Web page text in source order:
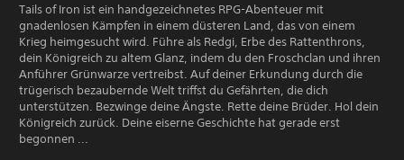
Tails of Iron ist ein handgezeichnetes RPG-Abenteuer mit
gnadenlosen Kämpfen in einem düsteren Land, das von einem
Krieg heimgesucht wird. Führe als Redgi, Erbe des Rattenthrons,
dein Königreich zu altem Glanz, indem du den Froschclan und ihren
Anführer Grünwarze vertreibst. Auf deiner Erkundung durch die
trügerisch bezaubernde Welt triffst du Gefährten, die dich
unterstützen. Bezwinge deine Ängste. Rette deine Brüder. Hol dein
Königreich zurück. Deine eiserne Geschichte hat gerade erst
begonnen ...